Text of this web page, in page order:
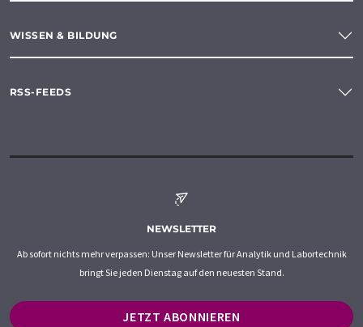
WISSEN & BILDUNG
RSS-FEEDS
NEWSLETTER
Ab sofort nichts mehr verpassen: Unser Newsletter für Analytik und Labortechnik
bringt Sie jeden Dienstag auf den neuesten Stand.
JETZT ABONNIEREN